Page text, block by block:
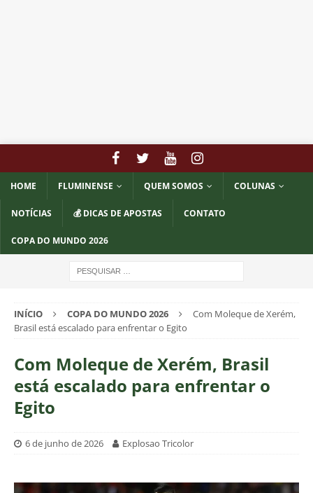
HOME FLUMINENSE QUEM SOMOS COLUNAS
NOTÍCIAS 💰 DICAS DE APOSTAS CONTATO
COPA DO MUNDO 2026
INÍCIO COPA DO MUNDO 2026
Com Moleque de Xerém,
Brasil está escalado para enfrentar o Egito
Com Moleque de Xerém, Brasil
está escalado para enfrentar o
Egito
6 de junho de 2026 Explosao Tricolor